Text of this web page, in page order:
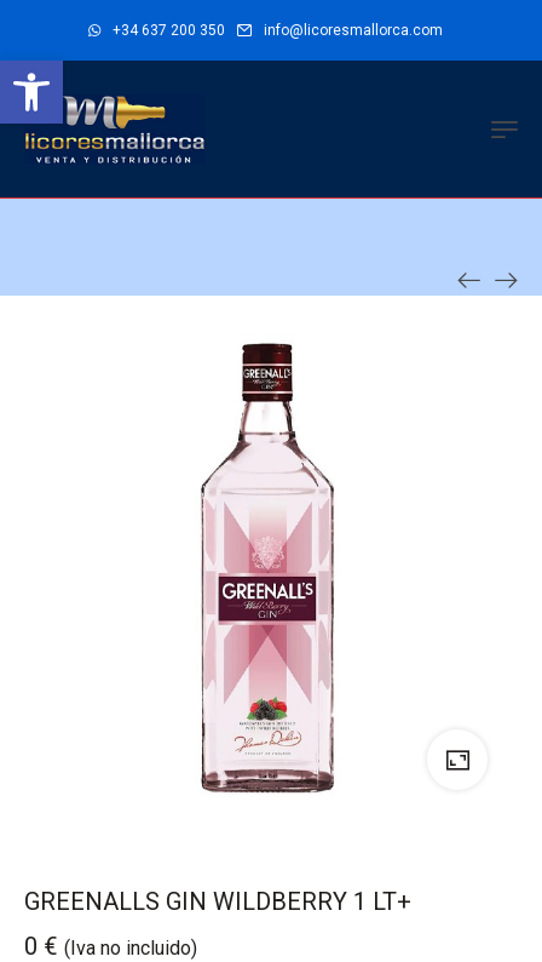
Abrir barra de herramientas
+34 637 200 350 info@licoresmallorca.com
GREENALLS GIN WILDBERRY 1 LT+
0 € (Iva no incluido)